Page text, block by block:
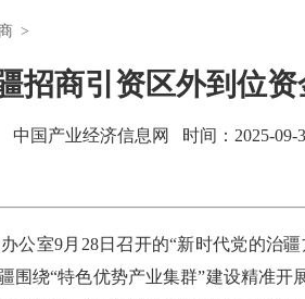
>
招商引资区外到位
中国产业经济信息网 时间：2025-09-
室9月28日召开的“新时代党的治疆
围绕“特色优势产业集群”建设精准开